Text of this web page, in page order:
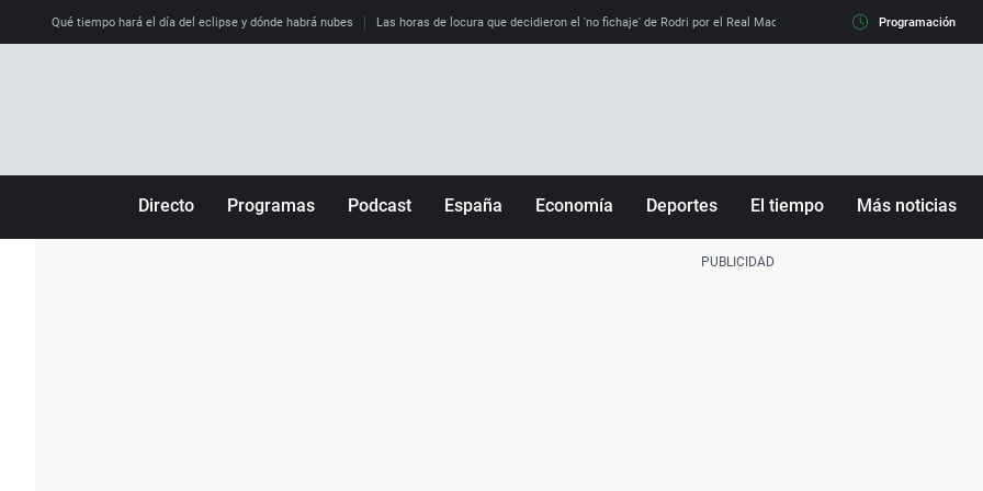
Qué tiempo hará el día del eclipse y dónde habrá nubes Las horas de locura que decidieron el 'no fichaje' de Rodri por el Real Madrid y su 'sí' al Barça La llamada
Programación
Directo Programas Podcast España Economía Deportes El tiempo Más noticias